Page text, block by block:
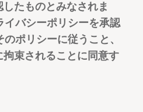
たものとみなされま
イバシーポリシーを承認
ポリシーに従うこと、
束されることに同意す